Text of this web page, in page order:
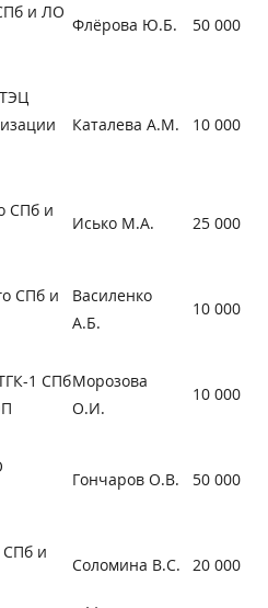
и ЛО
Флёрова Ю.Б. 50 000
Каталева А.М. 10 000
СПб и
Исько М.А. 25 000
СПб и
Василенко
А.Б.
10 000
1 СПбМорозова
О.И.
10 000
Гончаров О.В. 50 000
и
Соломина В.С. 20 000